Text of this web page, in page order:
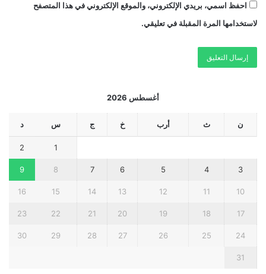
احفظ اسمي، بريدي الإلكتروني، والموقع الإلكتروني في هذا المتصفح
لاستخدامها المرة المقبلة في تعليقي.
أغسطس 2026
ن ث أرب خ ج س د
1
2
3
4
5
6
7
8
9
10
11
12
13
14
15
16
17
18
19
20
21
22
23
24
25
26
27
28
29
30
31